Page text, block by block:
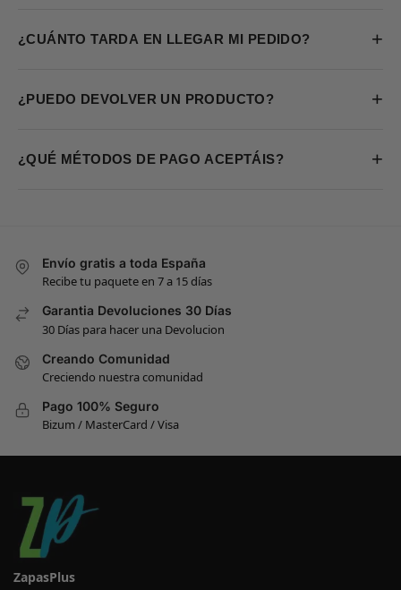
¿CUÁNTO TARDA EN LLEGAR MI PEDIDO? +
¿PUEDO DEVOLVER UN PRODUCTO? +
¿QUÉ MÉTODOS DE PAGO ACEPTÁIS? +
Envío gratis a toda España
Recibe tu paquete en 7 a 15 días
Garantia Devoluciones 30 Días
30 Días para hacer una Devolucion
Creando Comunidad
Creciendo nuestra comunidad
Pago 100% Seguro
Bizum / MasterCard / Visa
ZapasPlus